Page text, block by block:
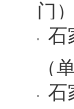
门）
石
（
石